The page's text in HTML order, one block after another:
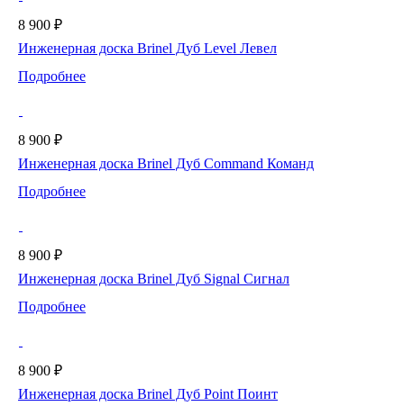
8 900 ₽
Инженерная доска Brinel Дуб Level Левел
Подробнее
8 900 ₽
Инженерная доска Brinel Дуб Command Команд
Подробнее
8 900 ₽
Инженерная доска Brinel Дуб Signal Сигнал
Подробнее
8 900 ₽
Инженерная доска Brinel Дуб Point Поинт